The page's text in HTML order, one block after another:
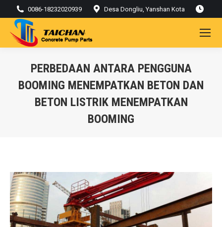
0086-18232020939 Desa Dongliu, Yanshan Kota
PERBEDAAN ANTARA PENGGUNA
BOOMING MENEMPATKAN BETON DAN
BETON LISTRIK MENEMPATKAN
BOOMING